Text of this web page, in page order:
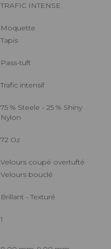
TRAFIC INTENSE
Moquette
Tapis
Pass-tuft
Trafic intensif
75 % Steele - 25 % Shiny
Nylon
72 Oz
Velours coupé overtufté
Velours bouclé
Brillant - Texturé
1